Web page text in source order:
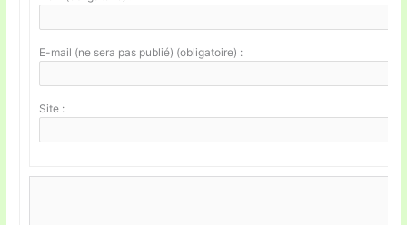
E-mail (ne sera pas publié) (obligatoire) :
Site :